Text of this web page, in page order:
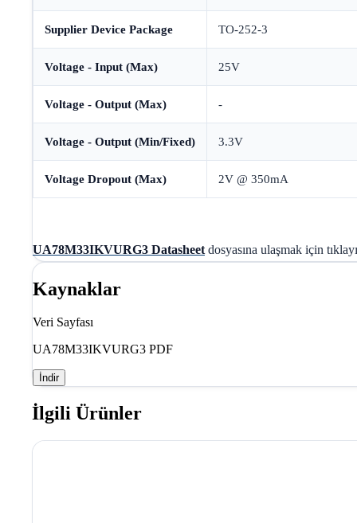
Supplier Device Package TO-252-3
Voltage - Input (Max) 25V
Voltage - Output (Max) -
Voltage - Output (Min/Fixed) 3.3V
Voltage Dropout (Max) 2V @ 350mA
UA78M33IKVURG3 Datasheet dosyasına ulaşmak için
Kaynaklar
Veri Sayfası
UA78M33IKVURG3 PDF
İndir
İlgili Ürünler